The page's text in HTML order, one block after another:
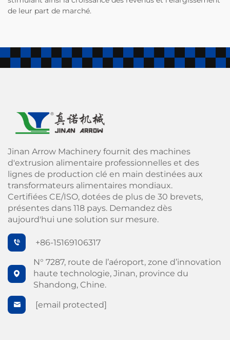
de leur part de marché.
Jinan Arrow Machinery fournit des machines
d'extrusion alimentaire professionnelles et des
lignes de production clé en main destinées aux
transformateurs alimentaires mondiaux.
Certifiées CE/ISO, dotées de plus de 30 brevets,
présentes dans 118 pays. Demandez dès
aujourd'hui une solution sur mesure.
+86-15169106317
N° 7287, route de l’aéroport, zone d’innovation
haute technologie, Jinan, province du
Shandong, Chine.
[email protected]